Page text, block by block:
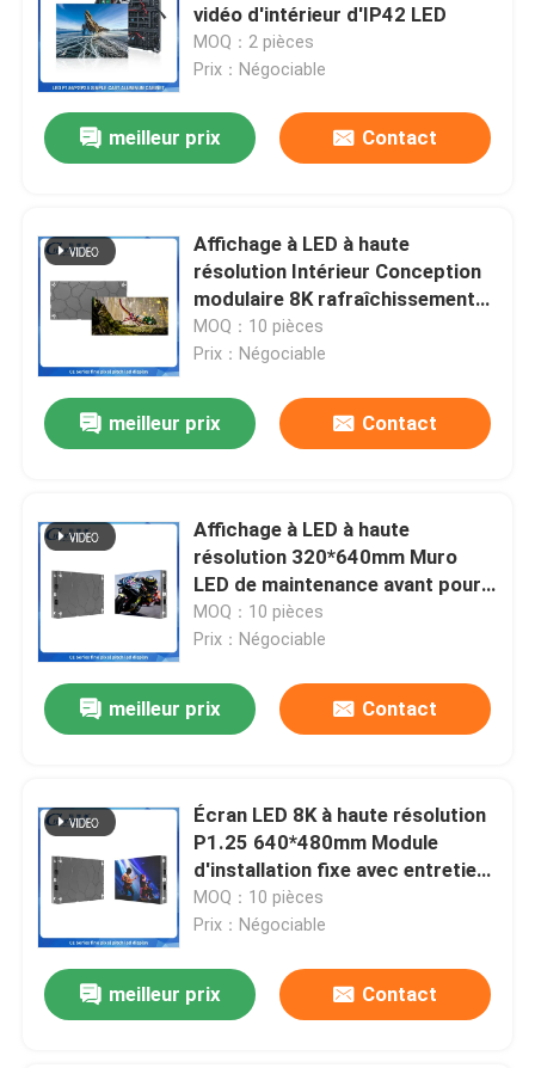
vidéo d'intérieur d'IP42 LED
MOQ：2 pièces
Prix：Négociable
meilleur prix Contact
Affichage à LED à haute
résolution Intérieur Conception
modulaire 8K rafraîchissement
Accès avant magnétique multi-
tailles d'épissage pour
MOQ：10 pièces
Prix：Négociable
meilleur prix Contact
Affichage à LED à haute
résolution 320*640mm Muro
LED de maintenance avant pour
conférence et exposition haute
résolution
MOQ：10 pièces
Prix：Négociable
meilleur prix Contact
Écran LED 8K à haute résolution
P1.25 640*480mm Module
d'installation fixe avec entretien
avant magnétique
MOQ：10 pièces
Prix：Négociable
meilleur prix Contact